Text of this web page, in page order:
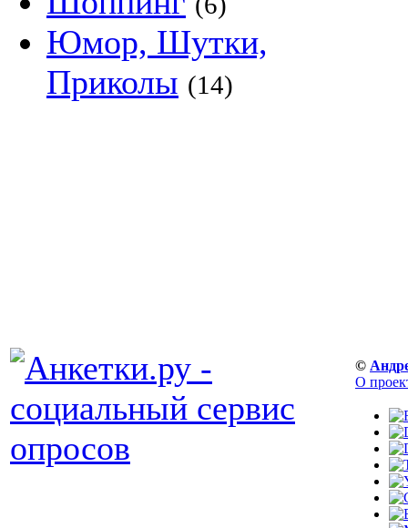
Юмор, Шутки,
Приколы (14)
©
О